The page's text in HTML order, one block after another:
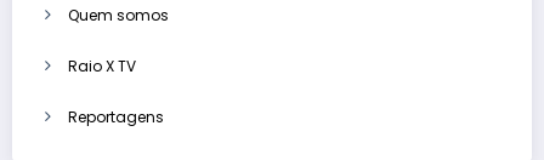
Quem somos
Raio X TV
Reportagens